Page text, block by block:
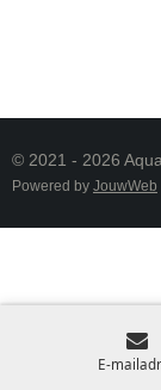
© 2021 - 2026
Powered by JouwWeb
E-